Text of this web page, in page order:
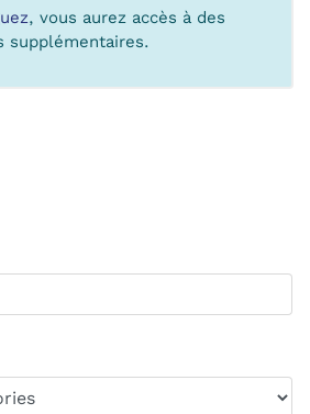
, vous aurez accès à des
supplémentaires.